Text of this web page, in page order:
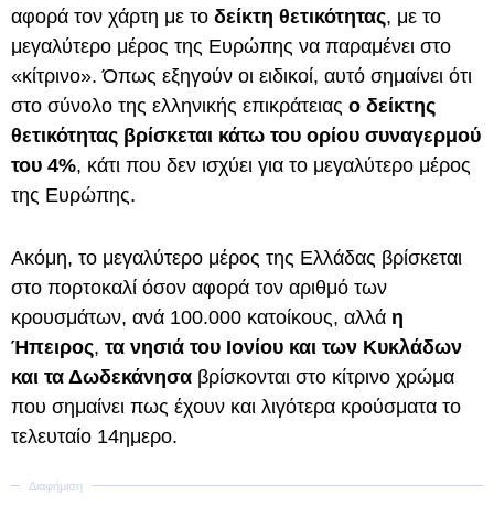
αφορά τον χάρτη με το δείκτη θετικότητας, με το
μεγαλύτερο μέρος της Ευρώπης να παραμένει στο
«κίτρινο». Όπως εξηγούν οι ειδικοί, αυτό σημαίνει ότι
στο σύνολο της ελληνικής επικράτειας ο δείκτης
θετικότητας βρίσκεται κάτω του ορίου συναγερμού
του 4%, κάτι που δεν ισχύει για το μεγαλύτερο μέρος
της Ευρώπης.
Ακόμη, το μεγαλύτερο μέρος της Ελλάδας βρίσκεται
στο πορτοκαλί όσον αφορά τον αριθμό των
κρουσμάτων, ανά 100.000 κατοίκους, αλλά η
Ήπειρος, τα νησιά του Ιονίου και των Κυκλάδων
και τα Δωδεκάνησα βρίσκονται στο κίτρινο χρώμα
που σημαίνει πως έχουν και λιγότερα κρούσματα το
τελευταίο 14ημερο.